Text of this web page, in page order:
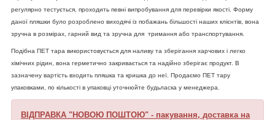
регулярно тестується, проходить певні випробування для перевірки якості. Форму
даної пляшки було розроблено виходячі із побажань більшості наших клієнтів, вона
зручна в розмірах, гарний вид та зручна для тримання або транспортування.
Подібна ПЕТ тара використовується для наливу та зберігання харчових і легко
хімічних рідин, вона герметично закривається та надійно зберігає продукт. В
зазначену вартість входить пляшка та кришка до неї. Продаємо ПЕТ тару
упаковками, по кількості в упаковці уточнюйте будьласка у менеджера.
ВІДПРАВКА "НОВОЮ ПОШТОЮ" - пакування, доставка на